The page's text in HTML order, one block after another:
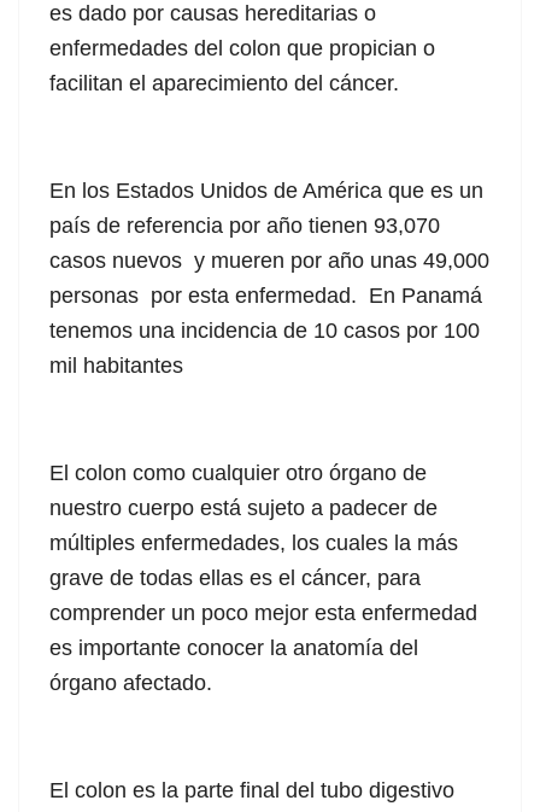
es dado por causas hereditarias o
enfermedades del colon que propician o
facilitan el aparecimiento del cáncer.
En los Estados Unidos de América que es un
país de referencia por año tienen 93,070
casos nuevos y mueren por año unas 49,000
personas por esta enfermedad. En Panamá
tenemos una incidencia de 10 casos por 100
mil habitantes
El colon como cualquier otro órgano de
nuestro cuerpo está sujeto a padecer de
múltiples enfermedades, los cuales la más
grave de todas ellas es el cáncer, para
comprender un poco mejor esta enfermedad
es importante conocer la anatomía del
órgano afectado.
El colon es la parte final del tubo digestivo